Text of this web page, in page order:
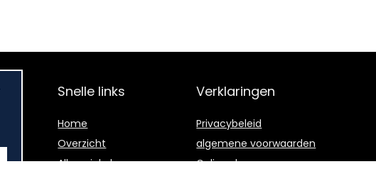
Snelle links
Home
Overzicht
Alles winkelen
Verklaringen
Privacybeleid
algemene voorwaarden
Gelieerde